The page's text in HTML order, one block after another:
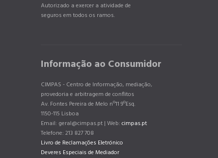
Autorizado a exercer a atividade de
seguros em todos os ramos.
Informação ao Consumidor
CIMPAS - Centro de Informação, mediação,
provedoria e arbitragem de conflitos
Av. Fontes Pereira de Melo nº11 9ºEsq.
1150-115 Lisboa
Email: geral@cimpas.pt | Web: cimpas.pt
Telefone: 213 827 708
Livro de Reclamações Eletrónico
Deveres Especiais de Mediador